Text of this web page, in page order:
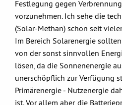
Festlegung gegen
vorzunehmen. Ich sehe die
(Solar-Methan) schon seit
Im Bereich Solarenergie
von der sonst sinnvollen
lösen, da die Sonnenenergie
unerschöpflich zur Verfügung
Primärenergie - Nutzenergie
ist. Vor allem aber, die